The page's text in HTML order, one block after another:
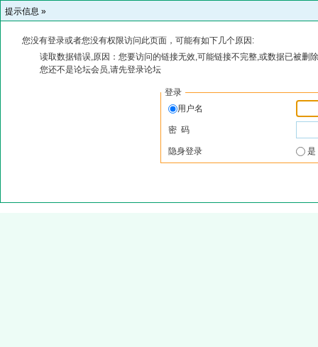
提示信息 »
您没有登录或者您没有权限访问此页面，可能有如下几个原因:
读取数据错误,原因：您要访问的链接无效,可能链接不完整,或数据已被删
您还不是论坛会员,请先登录论坛
登录
用户名
密 码
隐身登录